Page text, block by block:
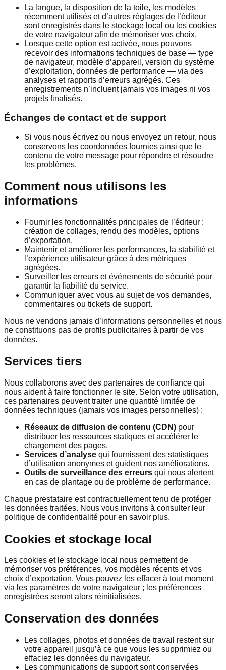
La langue, la disposition de la toile, les modèles
récemment utilisés et d’autres réglages de l’éditeur
sont enregistrés dans le stockage local ou les cookies
de votre navigateur afin de mémoriser vos choix.
Lorsque cette option est activée, nous pouvons
recevoir des informations techniques de base — type
de navigateur, modèle d’appareil, version du système
d’exploitation, données de performance — via des
analyses et rapports d’erreurs agrégés. Ces
enregistrements n’incluent jamais vos images ni vos
projets finalisés.
Échanges de contact et de support
Si vous nous écrivez ou nous envoyez un retour, nous
conservons les coordonnées fournies ainsi que le
contenu de votre message pour répondre et résoudre
les problèmes.
Comment nous utilisons les
informations
Fournir les fonctionnalités principales de l’éditeur :
création de collages, rendu des modèles, options
d’exportation.
Maintenir et améliorer les performances, la stabilité et
l’expérience utilisateur grâce à des métriques
agrégées.
Surveiller les erreurs et événements de sécurité pour
garantir la fiabilité du service.
Communiquer avec vous au sujet de vos demandes,
commentaires ou tickets de support.
Nous ne vendons jamais d’informations personnelles et nous
ne constituons pas de profils publicitaires à partir de vos
données.
Services tiers
Nous collaborons avec des partenaires de confiance qui
nous aident à faire fonctionner le site. Selon votre utilisation,
ces partenaires peuvent traiter une quantité limitée de
données techniques (jamais vos images personnelles) :
Réseaux de diffusion de contenu (CDN) pour
distribuer les ressources statiques et accélérer le
chargement des pages.
Services d’analyse qui fournissent des statistiques
d’utilisation anonymes et guident nos améliorations.
Outils de surveillance des erreurs qui nous alertent
en cas de plantage ou de problème de performance.
Chaque prestataire est contractuellement tenu de protéger
les données traitées. Nous vous invitons à consulter leur
politique de confidentialité pour en savoir plus.
Cookies et stockage local
Les cookies et le stockage local nous permettent de
mémoriser vos préférences, vos modèles récents et vos
choix d’exportation. Vous pouvez les effacer à tout moment
via les paramètres de votre navigateur ; les préférences
enregistrées seront alors réinitialisées.
Conservation des données
Les collages, photos et données de travail restent sur
votre appareil jusqu’à ce que vous les supprimiez ou
effaciez les données du navigateur.
Les communications de support sont conservées